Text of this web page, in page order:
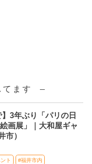
ます
】3年ぶり「パリの日
画展」｜大和屋ギャ
市）
ト #福井市内